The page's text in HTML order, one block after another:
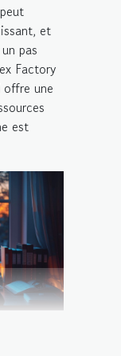
et
pas
Factory
une
est